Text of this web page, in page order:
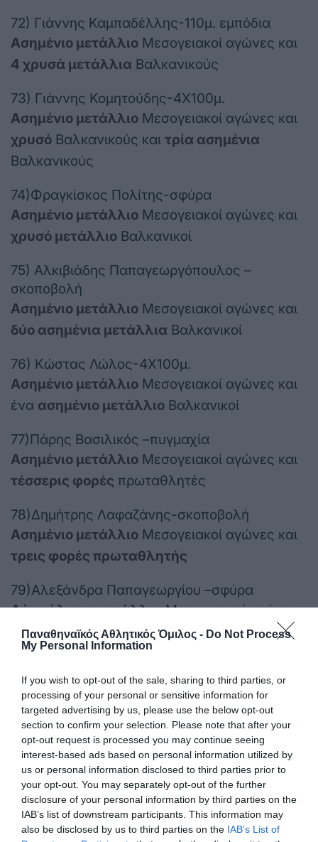
Παναθηναϊκός Αθλητικός Όμιλος - Do Not Process
My Personal Information
If you wish to opt-out of the sale, sharing to third parties, or
processing of your personal or sensitive information for
targeted advertising by us, please use the below opt-out
section to confirm your selection. Please note that after your
opt-out request is processed you may continue seeing
interest-based ads based on personal information utilized by
us or personal information disclosed to third parties prior to
your opt-out. You may separately opt-out of the further
disclosure of your personal information by third parties on the
IAB’s list of downstream participants. This information may
also be disclosed by us to third parties on the IAB’s List of
72) Γιάννης Καμπαδέλλης-110μ. εμπόδια
Ασημένιο μετάλλιο Μεσογειακοί αγώνες και
4 χρυσά μετάλλια Βαλκανικούς
73) Γιάννης Κομητούδης-4Χ100μ.
Ασημένιο μετάλλιο Μεσογειακοί αγώνες και
χρυσό Βαλκανικούς και τρία ασημένια
Βαλκανικούς
74)Φραγκίσκος Πολίτης-σφύρα
Ασημένιο μετάλλιο Μεσογειακοί αγώνες και
χρυσό μετάλλιο Βαλκανικοί
75) Αλκιβιάδης Παπαγεωργόπουλος –
σκοποβολή
Ασημένιο μετάλλιο Μεσογειακοί αγώνες και
δύο ασημένια μετάλλια Βαλκανικοί
76) Κώστας Λώλος-4Χ100μ.
Ασημένιο μετάλλιο Μεσογειακοί αγώνες και
ένα ασημένιο μετάλλιο Βαλκανικοί
77)Πάρης Βασιλικός –πυγμαχία
Ασημένιο μετάλλιο Μεσογειακοί αγώνες και
τέσσερις φορές πρωταθλητές
78)Δημήτρης Λαφαζάνης-σκοποβολή
Ασημένιο μετάλλιο Μεσογειακοί αγώνες και
τρεις φορές πρωταθλητής
79)Αλεξάνδρα Παπαγεωργίου –σφύρα
Δύο χάλκινα μετάλλιαΜεσογειακοί αγώνες
80)Γιάννης Ιωαννίδης-πυγμαχία
χρυσό μετάλλιοΒαλκανικοί και 7 φορές
πρωταθλητής
81)Δημήτρης Μιχαήλ –πυγμαχία
Χάλκινο μετάλλιοΜεσογειακοί αγώνες,
χρυσό μετάλλιοΒαλκανικοί και4 φορές
πρωταθλητής
82)Άγγελος Θεοτοκάτος-πυγμαχία